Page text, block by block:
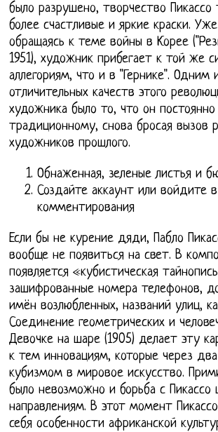
было разрушено, творчество
более счастливые и яркие краски.
обращаясь к теме войны в Корее
1951), художник прибегает к той же
аллегориям, что и в "Гернике". Одним
отличительных качеств этого
художника было то, что он постоянно
традиционному, снова бросая вызов
художников прошлого.
Обнаженная, зеленые листья и
Создайте аккаунт или войдите
комментирования
Если бы не курение дяди, Пабло
вообще не появиться на свет. В
появляется «кубистическая
зашифрованные номера телефонов,
имён возлюбленных, названий улиц,
Соединение геометрических и
Девочке на шаре (1905) делает эту
к тем инновациям, которые через
кубизмом в мировое искусство.
было невозможно и борьба с
направлениям. В этот момент
себя особенности африканской